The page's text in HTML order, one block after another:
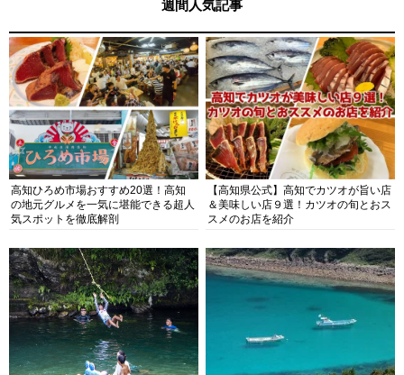
週間人気記事
高知ひろめ市場おすすめ20選！高知
の地元グルメを一気に堪能できる超人
気スポットを徹底解剖
【高知県公式】高知でカツオが旨い店
＆美味しい店９選！カツオの旬とおス
スメのお店を紹介